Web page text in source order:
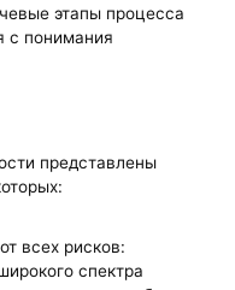
этапы процесса
с понимания
представлены
всех рисков:
спектра